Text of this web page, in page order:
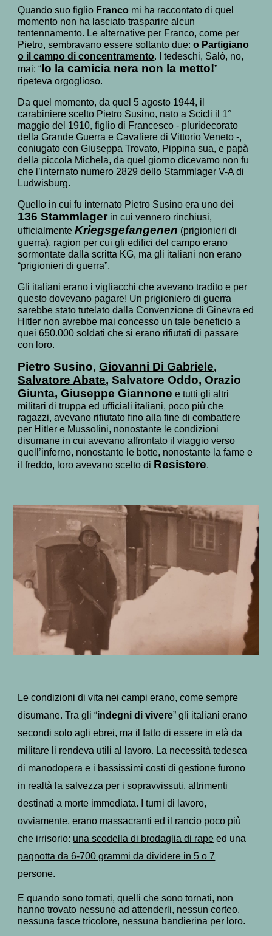
Quando suo figlio Franco mi ha raccontato di quel
momento non ha lasciato trasparire alcun
tentennamento. Le alternative per Franco, come per
Pietro, sembravano essere soltanto due:o Partigiano
o il campo di concentramento. I tedeschi, Salò, no,
mai: “Io la camicia nera non la metto!”
ripeteva orgoglioso.
Da quel momento, da quel 5 agosto 1944, il
carabiniere scelto Pietro Susino, nato a Scicli il 1°
maggio del 1910, figlio di Francesco - pluridecorato
della Grande Guerra e Cavaliere di Vittorio Veneto -,
coniugato con Giuseppa Trovato, Pippina sua, e papà
della piccola Michela, da quel giorno dicevamo non fu
che l’internato numero 2829 dello Stammlager V-A di
Ludwisburg.
Quello in cui fu internato Pietro Susino era uno dei
136 Stammlager in cui vennero rinchiusi,
ufficialmente Kriegsgefangenen (prigionieri di
guerra), ragion per cui gli edifici del campo erano
sormontate dalla scritta KG, ma gli italiani non erano
“prigionieri di guerra”.
Gli italiani erano i vigliacchi che avevano tradito e per
questo dovevano pagare! Un prigioniero di guerra
sarebbe stato tutelato dalla Convenzione di Ginevra ed
Hitler non avrebbe mai concesso un tale beneficio a
quei 650.000 soldati che si erano rifiutati di passare
con loro.
Pietro Susino,Giovanni Di Gabriele,
Salvatore Abate, Salvatore Oddo, Orazio
Giunta,Giuseppe Giannone e tutti gli altri
militari di truppa ed ufficiali italiani, poco più che
ragazzi, avevano rifiutato fino alla fine di combattere
per Hitler e Mussolini, nonostante le condizioni
disumane in cui avevano affrontato il viaggio verso
quell’inferno, nonostante le botte, nonostante la fame e
il freddo, loro avevano scelto di Resistere.
Le condizioni di vita nei campi erano, come sempre
disumane. Tra gli “indegni di vivere” gli italiani erano
secondi solo agli ebrei, ma il fatto di essere in età da
militare li rendeva utili al lavoro. La necessità tedesca
di manodopera e i bassissimi costi di gestione furono
in realtà la salvezza per i sopravvissuti, altrimenti
destinati a morte immediata. I turni di lavoro,
ovviamente, erano massacranti ed il rancio poco più
che irrisorio: una scodella di brodaglia di rape ed una
pagnotta da 6-700 grammi da dividere in 5 o 7
persone.
E quando sono tornati, quelli che sono tornati, non
hanno trovato nessuno ad attenderli, nessun corteo,
nessuna fasce tricolore, nessuna bandierina per loro.